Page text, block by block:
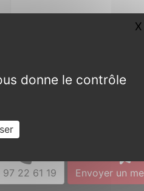
97 22 61 19 Envoyer un
donne le contrôle
X